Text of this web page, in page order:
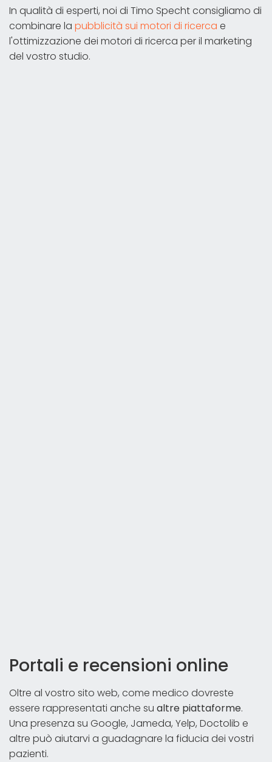
In qualità di esperti, noi di Timo Specht consigliamo di
combinare la pubblicità sui motori di ricerca e
l'ottimizzazione dei motori di ricerca per il marketing
del vostro studio.
Portali e recensioni online
Oltre al vostro sito web, come medico dovreste
essere rappresentati anche su altre piattaforme.
Una presenza su Google, Jameda, Yelp, Doctolib e
altre può aiutarvi a guadagnare la fiducia dei vostri
pazienti.